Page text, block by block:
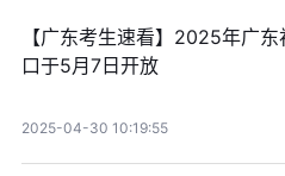
【广东考生速看】2025年广
口于5月7日开放
2025-04-30 10:19:55